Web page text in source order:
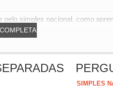
simples nacional, como
SIMPLES